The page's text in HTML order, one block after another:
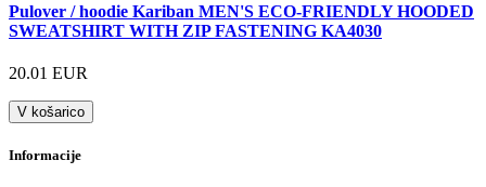
Pulover / hoodie Kariban MEN'S ECO-FRIENDLY HOODED
SWEATSHIRT WITH ZIP FASTENING KA4030
20.01 EUR
V košarico
Informacije